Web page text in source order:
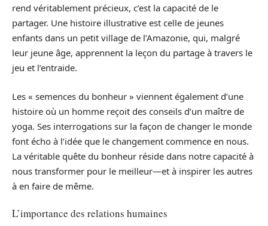
rend véritablement précieux, c’est la capacité de le
partager. Une histoire illustrative est celle de jeunes
enfants dans un petit village de l’Amazonie, qui, malgré
leur jeune âge, apprennent la leçon du partage à travers le
jeu et l’entraide.
Les « semences du bonheur » viennent également d’une
histoire où un homme reçoit des conseils d’un maître de
yoga. Ses interrogations sur la façon de changer le monde
font écho à l’idée que le changement commence en nous.
La véritable quête du bonheur réside dans notre capacité à
nous transformer pour le meilleur—et à inspirer les autres
à en faire de même.
L’importance des relations humaines